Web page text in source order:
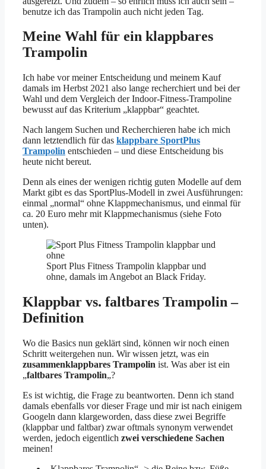
benutze ich das Trampolin auch nicht jeden Tag.
Meine Wahl für ein klappbares
Trampolin
Ich habe vor meiner Entscheidung und meinem Kauf
damals im Herbst 2021 also lange recherchiert und bei der
Wahl und dem Vergleich der Indoor-Fitness-Trampoline
bewusst auf das Kriterium „klappbar“ geachtet.
Nach langem Suchen und Recherchieren habe ich mich
dann letztendlich für das klappbare SportPlus
Trampolin entschieden – und diese Entscheidung bis
heute nicht bereut.
Denn als eines der wenigen richtig guten Modelle auf dem
Markt gibt es das SportPlus-Modell in zwei Ausführungen:
einmal „normal“ ohne Klappmechanismus, und einmal für
ca. 20 Euro mehr mit Klappmechanismus (siehe Foto
unten).
Sport Plus Fitness Trampolin klappbar und
ohne, damals im Angebot an Black Friday.
Klappbar vs. faltbares Trampolin –
Definition
Wo die Basics nun geklärt sind, können wir noch einen
Schritt weitergehen nun. Wir wissen jetzt, was ein
zusammenklappbares Trampolin ist. Was aber ist ein
„faltbares Trampolin„?
Es ist wichtig, die Frage zu beantworten. Denn ich stand
damals ebenfalls vor dieser Frage und mir ist nach einigem
Googeln dann klargeworden, dass diese zwei Begriffe
(klappbar und faltbar) zwar oftmals synonym verwendet
werden, jedoch eigentlich zwei verschiedene Sachen
meinen!